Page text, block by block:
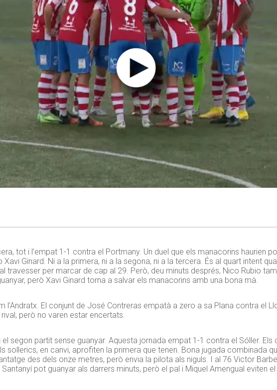
tot i l’empat 1-1 contra el Portmany. Un duel que els manacorins haurien
Xavi Ginard. Ni a la primera, ni a la segona, ni a la tercera. És al quart intent
travesser per marcar de cap al 29. Però, deu minuts després, Nico Rubio
però Xavi Ginard torna a salvar els manacorins amb una bona mà.
l’Andratx. El conjunt de José Contreras empatà a zero a sa Plana contra el
però no varen estar encertats.
el segon partit sense guanyar. Aquesta jornada empat 1-1 contra el Sóller.
sollerics, en canvi, aprofiten la primera que tenen. Bona jugada combinada
des dels onze metres, però envia la pilota als niguls. I al 76 Victor
pot guanyar als darrers minuts, però el pal i Miquel Amengual eviten